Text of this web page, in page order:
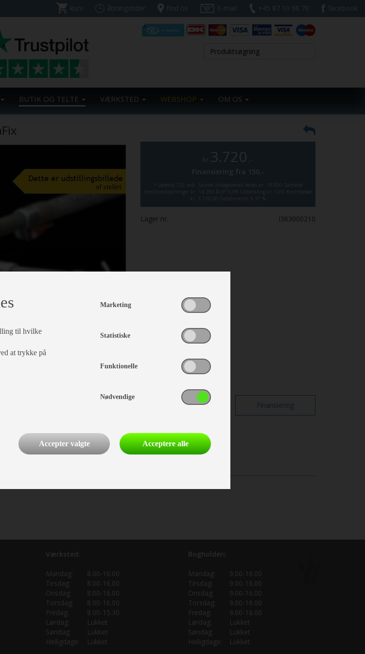
kurv åbningstider find os E-mail +45 87 10 98 70 facebook
BUTIK OG TELTE VÆRKSTED WEBSHOP OM OS
kr 3.720 ,-
Finansiering fra 150,-
* Løbetid 120 mdr. Samlet tilbagebetalt beløb kr. 18.000
Samlede
Kreditomkostninger kr. 14.280
ÅOP 0,0% Udbetaling kr. 0,00
Kreditbeløb
kr. 3.720,00
Debitorrente 9,37 %
Lager nr. I363000210
Print Finansiering
Værksted:
Mandag:
8.00-16.00
Tirsdag:
8.00-16.00
Onsdag:
8.00-16.00
Torsdag:
8.00-16.00
Fredag:
8.00-15.30
Lørdag:
Lukket
Søndag:
Lukket
Helligdage:
Lukket
Bogholderi:
Mandag:
9.00-16.00
Tirsdag:
9.00-16.00
Onsdag:
9.00-16.00
Torsdag:
9.00-16.00
Fredag:
9.00-16.00
Lørdag:
Lukket
Søndag:
Lukket
Helligdage:
Lukket
til hvilke
at trykke på
Marketing
Statistiske
Funktionelle
Nødvendige
Accepter valgte Acceptere alle